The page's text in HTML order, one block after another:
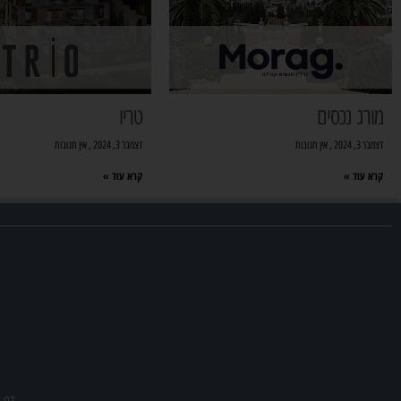
מורג נכסים
דצמבר 3, 2024 אין תגובות
קרא עוד »
טריו
דצמבר 3, 2024 אין תגובות
קרא עוד »